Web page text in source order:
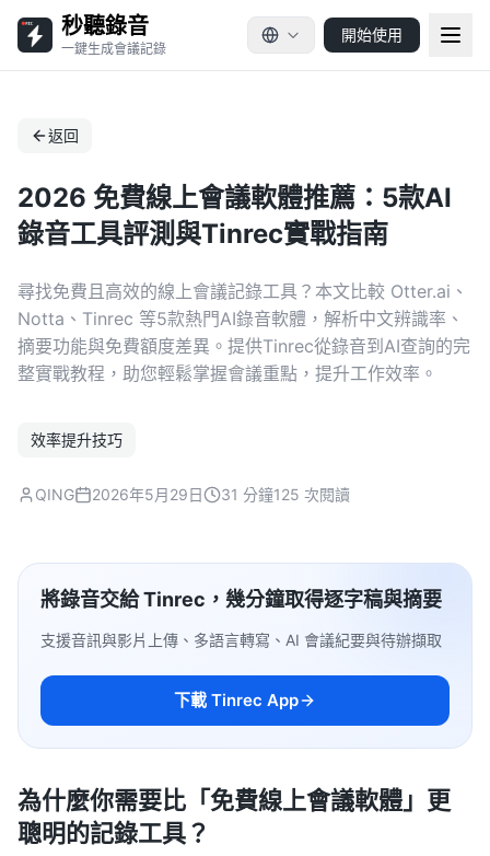
秒聽錄音
一鍵生成會議記錄
開始使用
返回
2026 免費線上會議軟體推薦：5款AI
錄音工具評測與Tinrec實戰指南
尋找免費且高效的線上會議記錄工具？本文比較 Otter.ai、
Notta、Tinrec 等5款熱門AI錄音軟體，解析中文辨識率、
摘要功能與免費額度差異。提供Tinrec從錄音到AI查詢的完
整實戰教程，助您輕鬆掌握會議重點，提升工作效率。
效率提升技巧
QING 2026年5月29日 31 分鐘125 次閱讀
將錄音交給 Tinrec，幾分鐘取得逐字稿與摘要
支援音訊與影片上傳、多語言轉寫、AI 會議紀要與待辦擷取
下載 Tinrec App
為什麼你需要比「免費線上會議軟體」更
聰明的記錄工具？